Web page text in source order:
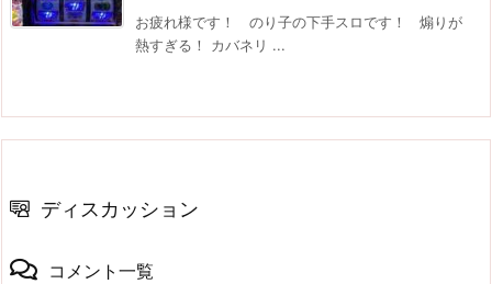
お疲れ様です！ のり子の下手スロです！ 煽りが
熱すぎる！ カバネリ ...
ディスカッション
コメント一覧